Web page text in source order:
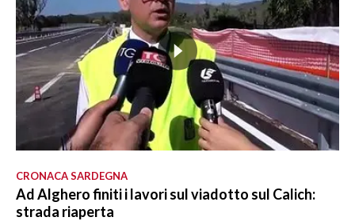
CRONACA SARDEGNA
Ad Alghero finiti i lavori sul viadotto sul Calich:
strada riaperta